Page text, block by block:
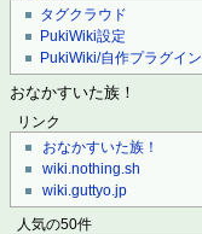
タグクラウド
PukiWiki設定
PukiWiki/自作プラグイン
おなかすいた族！
リンク
おなかすいた族！
wiki.nothing.sh
wiki.guttyo.jp
人気の50件